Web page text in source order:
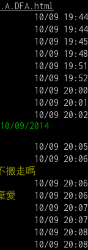
09/2014
搬走嗎
愛